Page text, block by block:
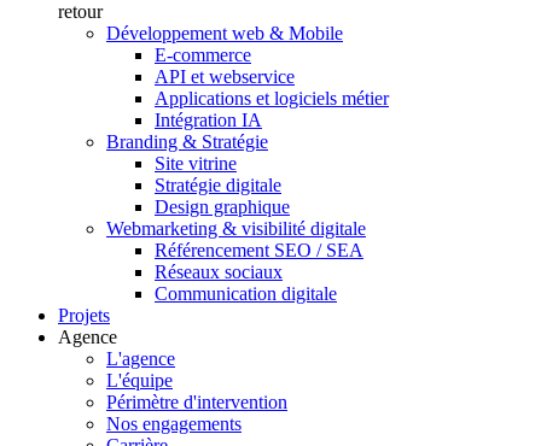
retour
Développement web & Mobile
E-commerce
API et webservice
Applications et logiciels métier
Intégration IA
Branding & Stratégie
Site vitrine
Stratégie digitale
Design graphique
Webmarketing & visibilité digitale
Référencement SEO / SEA
Réseaux sociaux
Communication digitale
Projets
Agence
L'agence
L'équipe
Périmètre d'intervention
Nos engagements